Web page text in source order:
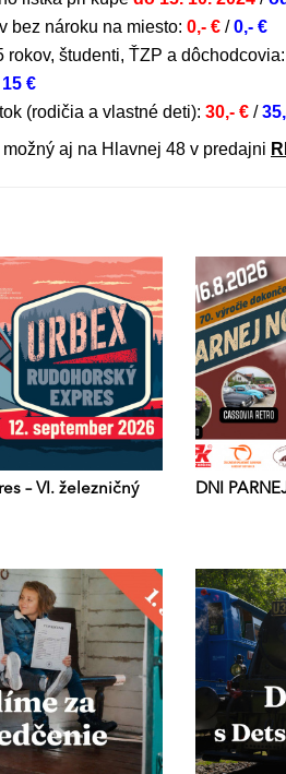
bez nároku na miesto: 0,- € /0,- €
rokov, študenti, ŤZP a dôchodcovia:
15 €
(rodičia a vlastné deti): 30,- € /
aj na Hlavnej 48 v predajni
– VI. železničný
DNI